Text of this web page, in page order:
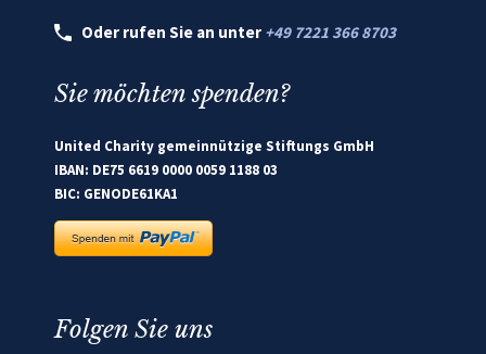
Oder rufen Sie an unter +49 7221 366 8703
Sie möchten spenden?
United Charity gemeinnützige Stiftungs GmbH
IBAN: DE75 6619 0000 0059 1188 03
BIC: GENODE61KA1
Folgen Sie uns